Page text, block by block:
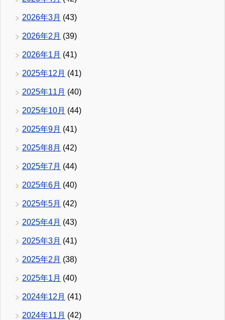
2026年3月 (43)
2026年2月 (39)
2026年1月 (41)
2025年12月 (41)
2025年11月 (40)
2025年10月 (44)
2025年9月 (41)
2025年8月 (42)
2025年7月 (44)
2025年6月 (40)
2025年5月 (42)
2025年4月 (43)
2025年3月 (41)
2025年2月 (38)
2025年1月 (40)
2024年12月 (41)
2024年11月 (42)